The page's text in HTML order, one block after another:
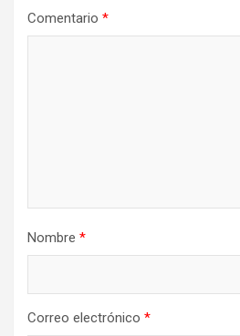
Comentario *
Nombre *
Correo electrónico *